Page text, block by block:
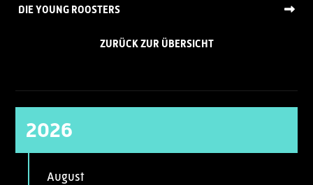
DIE YOUNG ROOSTERS
ZURÜCK ZUR ÜBERSICHT
2026
August